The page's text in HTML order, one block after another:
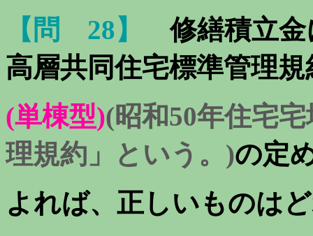
【問 28】
修繕積立
高層共同住宅標準管理規
(単棟型)(昭和50年住宅
理規約」という。)の定
よれば、正しいものは